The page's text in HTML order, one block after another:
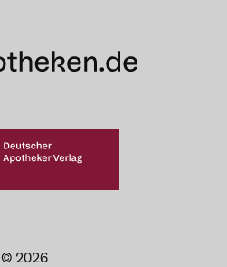
© 2026